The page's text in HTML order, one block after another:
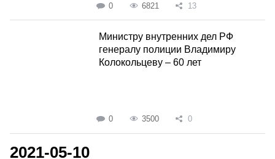
0 6821 13
Министру внутренних дел РФ
генералу полиции Владимиру
Колокольцеву – 60 лет
0 3500 0
2021-05-10